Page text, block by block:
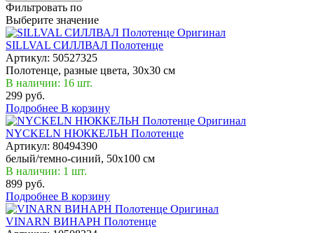
Фильтровать по
Выберите значение
Оригинал
SILLVAL СИЛЛВАЛ Полотенце
Артикул: 50527325
Полотенце, разные цвета, 30x30 см
В наличии: 16 шт.
299 руб.
Подробнее В корзину
Оригинал
NYCKELN НЮККЕЛЬН Полотенце
Артикул: 80494390
белый/темно-синий, 50x100 см
В наличии: 1 шт.
899 руб.
Подробнее В корзину
Оригинал
VINARN ВИНАРН Полотенце